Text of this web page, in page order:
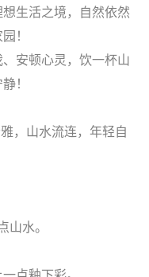
生活之境，自然依然
！
安顿心灵，饮一杯山
！
，山水流连，年轻自
山水。